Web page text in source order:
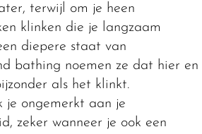
terwijl om je heen
klinken die je langzaam
diepere staat van
bathing noemen ze dat hier en
als het klinkt.
je ongemerkt aan je
zeker wanneer je ook een